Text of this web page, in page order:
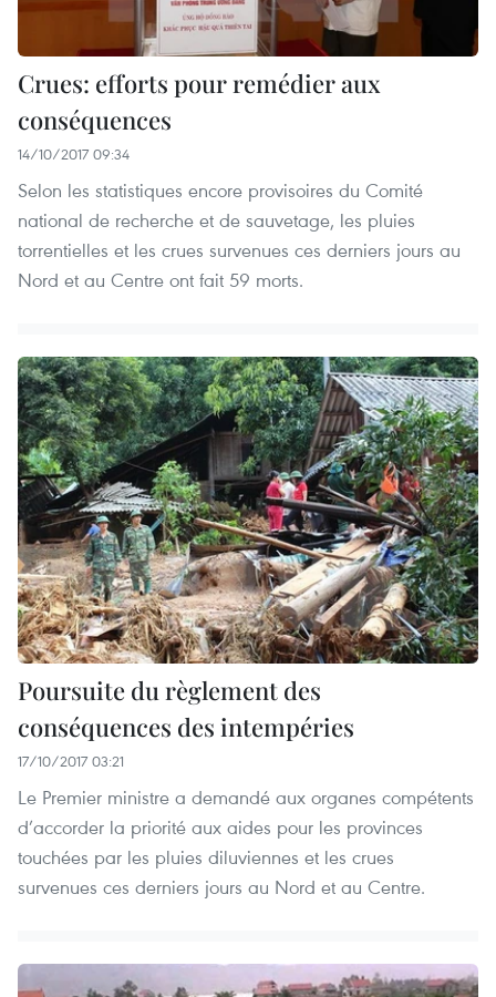
Crues: efforts pour remédier aux
conséquences
14/10/2017 09:34
Selon les statistiques encore provisoires du Comité
national de recherche et de sauvetage, les pluies
torrentielles et les crues survenues ces derniers jours au
Nord et au Centre ont fait 59 morts.
Poursuite du règlement des
conséquences des intempéries
17/10/2017 03:21
Le Premier ministre a demandé aux organes compétents
d’accorder la priorité aux aides pour les provinces
touchées par les pluies diluviennes et les crues
survenues ces derniers jours au Nord et au Centre.